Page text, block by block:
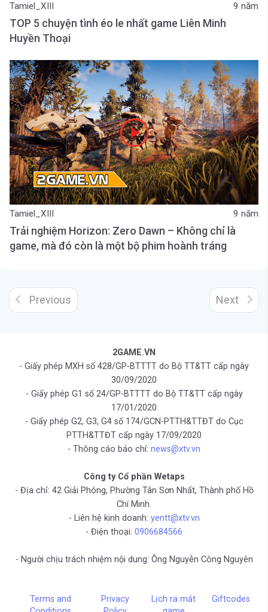
Tamiel_XIII 9 năm
TOP 5 chuyện tình éo le nhất game Liên Minh
Huyền Thoại
Tamiel_XIII 9 năm
Trải nghiệm Horizon: Zero Dawn – Không chỉ là
game, mà đó còn là một bộ phim hoành tráng
Previous Next
2GAME.VN
- Giấy phép MXH số 428/GP-BTTTT do Bộ TT&TT cấp ngày
30/09/2020
- Giấy phép G1 số 24/GP-BTTTT do Bộ TT&TT cấp ngày
17/01/2020
- Giấy phép G2, G3, G4 số 174/GCN-PTTH&TTĐT do Cục
PTTH&TTĐT cấp ngày 17/09/2020
- Thông cáo báo chí: news@xtv.vn
Công ty Cổ phần Wetaps
- Địa chỉ: 42 Giải Phóng, Phường Tân Sơn Nhất, Thành phố Hồ
Chí Minh.
- Liên hệ kinh doanh: yentt@xtv.vn
- Điện thoại: 0906684566
- Người chịu trách nhiệm nội dung: Ông Nguyễn Công Nguyên
Terms and
Privacy
Lịch ra mắt
Giftcodes